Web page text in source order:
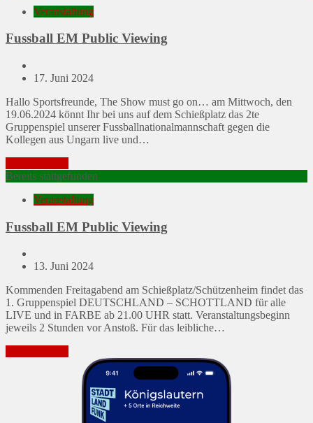
Veranstaltung
Fussball EM Public Viewing
Posted
17. Juni 2024
Hallo Sportsfreunde, The Show must go on… am Mittwoch, den
19.06.2024 könnt Ihr bei uns auf dem Schießplatz das 2te
Gruppenspiel unserer Fussballnationalmannschaft gegen die
Kollegen aus Ungarn live und…
Bereits stattgefunden
Veranstaltung
Fussball EM Public Viewing
Posted
13. Juni 2024
Kommenden Freitagabend am Schießplatz/Schützenheim findet das
1. Gruppenspiel DEUTSCHLAND – SCHOTTLAND für alle
LIVE und in FARBE ab 21.00 UHR statt. Veranstaltungsbeginn
jeweils 2 Stunden vor Anstoß. Für das leibliche…